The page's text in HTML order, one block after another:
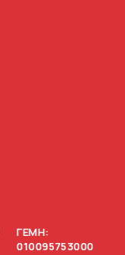
ΓΕΜΗ:
010095753000